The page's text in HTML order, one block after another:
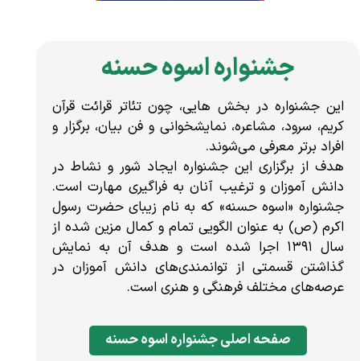
جشنواره اسوه حسنه
این جشنواره در بخش هایی، چون تئاتر قرائت قرآن
کریم، سرود، مشاعره، نمایشخوانی و فن بیان، برگزار و
افراد برتر معرفی می‌شوند.
هدف از برگزاری این جشنواره ایجاد شور و نشاط در
دانش آموزان و ترغیب آنان به فراگیری مهارت است.
جشنواره «اسوه حسنه» که به نام زیبای حضرت رسول
اکرم (ص) به عنوان الگویی تمام و کمال مزین شده از
سال ۱۳۹۱ اجرا شده است و هدف آن به نمایش
گذاشتن قسمتی از توانمندی‌های دانش آموزان در
عرصه‌های مختلف فرهنگی و هنری است.
صفحه اصلی جشنواره اسوه حسنه